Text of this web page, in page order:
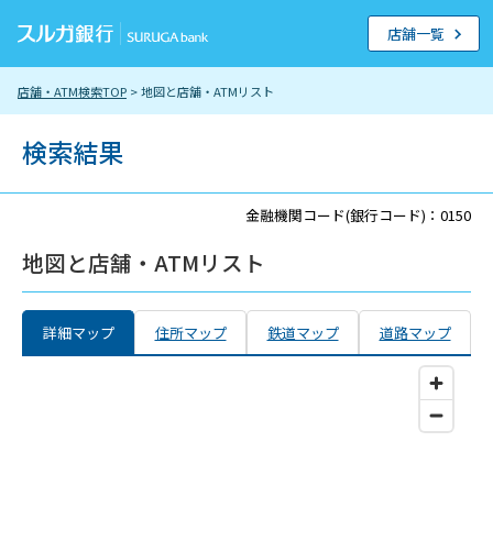
店舗・ATM検索TOP > 地図と店舗・ATMリスト
店舗一覧
検索結果
金融機関コード(銀行コード)：0150
地図と店舗・ATMリスト
詳細マップ 住所マップ 鉄道マップ 道路マップ